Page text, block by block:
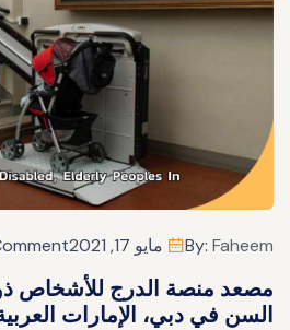
By: Faheem مايو 17, 2021
مصعد منصة الدرج للأشخاص
السن في دبي، الإمارات